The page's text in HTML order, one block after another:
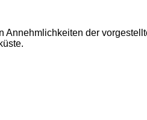
der